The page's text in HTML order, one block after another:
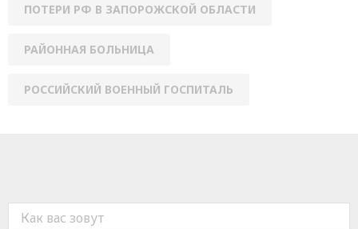
ПОТЕРИ РФ В ЗАПОРОЖСКОЙ ОБЛАСТИ
РАЙОННАЯ БОЛЬНИЦА
РОССИЙСКИЙ ВОЕННЫЙ ГОСПИТАЛЬ